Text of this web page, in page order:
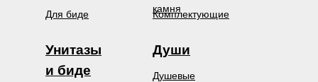
Души
Душевые
Для биде
камня
Комплектующие
Унитазы
и биде